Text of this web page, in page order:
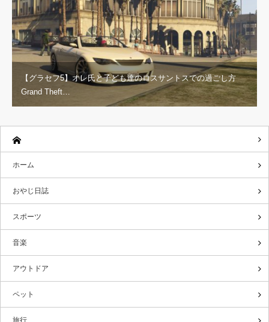
【グラセフ5】オレ氏と子ども達のロスサントスでの過ごし方
Grand Theft…
ホーム
おやじ日誌
スポーツ
音楽
アウトドア
ペット
旅行